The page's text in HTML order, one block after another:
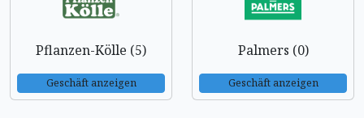
Pflanzen-Kölle (5)
Geschäft anzeigen
Palmers (0)
Geschäft anzeigen